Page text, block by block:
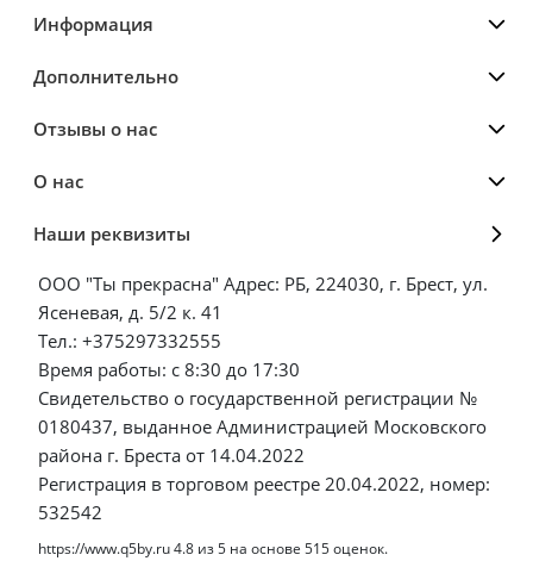
Информация
Дополнительно
Отзывы о нас
О нас
Наши реквизиты
ООО "Ты прекрасна" Адрес: РБ, 224030, г. Брест, ул.
Ясеневая, д. 5/2 к. 41
Тел.: +375297332555
Время работы: с 8:30 до 17:30
Свидетельство о государственной регистрации №
0180437, выданное Администрацией Московского
района г. Бреста от 14.04.2022
Регистрация в торговом реестре 20.04.2022, номер:
532542
https://www.q5by.ru4.8 из5 на основе 515оценок.